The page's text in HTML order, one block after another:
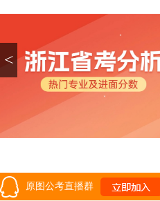
<
原图公考直播群